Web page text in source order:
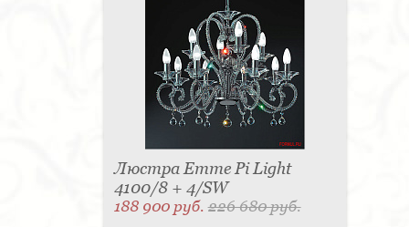
Люстра Emme Pi Light
4100/8 + 4/SW
188 900 руб.226 680 руб.